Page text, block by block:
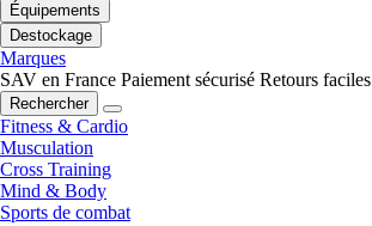
Équipements
Destockage
Marques
SAV en France Paiement sécurisé Retours faciles
Rechercher
Fitness & Cardio
Musculation
Cross Training
Mind & Body
Sports de combat